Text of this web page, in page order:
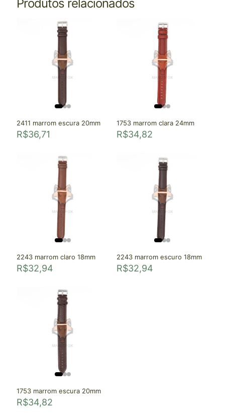
Produtos relacionados
2411 marrom escura 20mm
R$36,71
1753 marrom clara 24mm
R$34,82
2243 marrom claro 18mm
R$32,94
2243 marrom escuro 18mm
R$32,94
1753 marrom escura 20mm
R$34,82